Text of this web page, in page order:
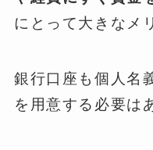
にとって大きなメ
銀行口座も個人名
を用意する必要は